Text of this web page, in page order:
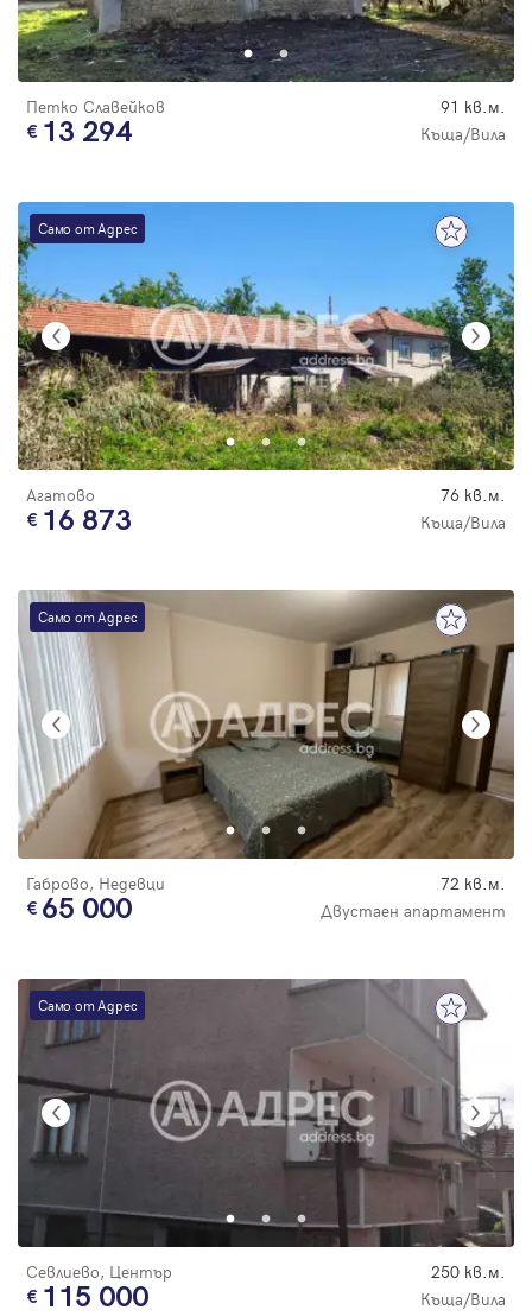
Петко Славейков 91 кв.м.
13 294 Къща/Вила
Само от Адрес
Агатово 76 кв.м.
16 873 Къща/Вила
Само от Адрес
Габрово, Недевци 72 кв.м.
65 000 Двустаен апартамент
Само от Адрес
Севлиево, Център 250 кв.м.
115 000 Къща/Вила
Парола
Регистрация